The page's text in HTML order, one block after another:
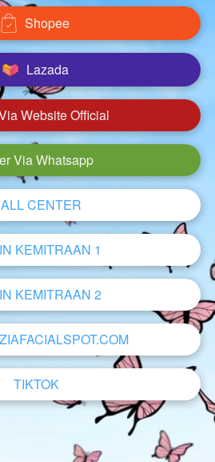
` Shopee
` Lazada
Website Official
Via Whatsapp
CENTER
KEMITRAAN 1
KEMITRAAN 2
`
TIKTOK